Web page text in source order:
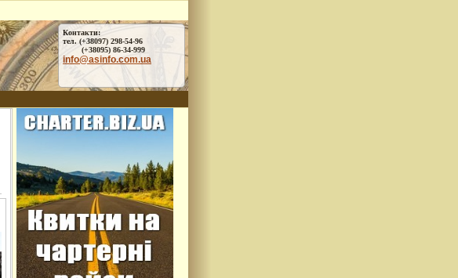
Контакти:
тел. (+38097) 298-54-96
(+38095) 86-34-999
info@asinfo.com.ua